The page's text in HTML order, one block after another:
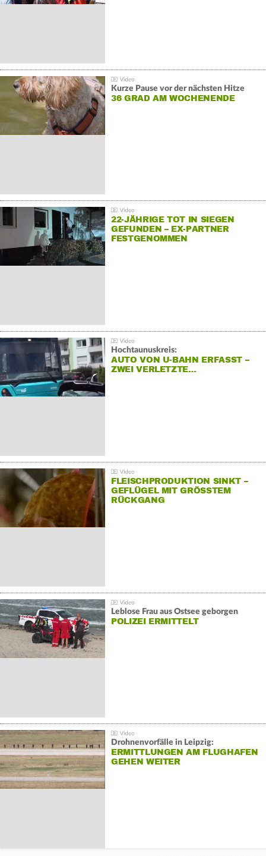
Kurze Pause vor der nächsten Hitze
36 GRAD AM WOCHENENDE
22-JÄHRIGE TOT IN SIEGEN
GEFUNDEN – EX-PARTNER
FESTGENOMMEN
Hochtaunuskreis:
AUTO VON U-BAHN ERFASST –
ZWEI VERLETZTE…
FLEISCHPRODUKTION SINKT –
GEFLÜGEL MIT GRÖSSTEM R
ÜCKGANG
Leblose Frau aus Ostsee geborgen
POLIZEI ERMITTELT
Drohnenvorfälle in Leipzig:
ERMITTLUNGEN AM FLUGHAFEN
GEHEN WEITER